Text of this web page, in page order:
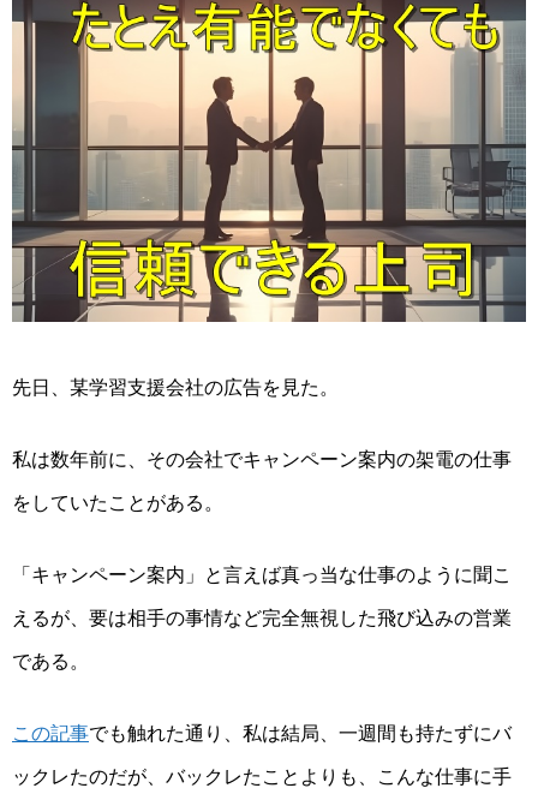
先日、某学習支援会社の広告を見た。
私は数年前に、その会社でキャンペーン案内の架電の仕事
をしていたことがある。
「キャンペーン案内」と言えば真っ当な仕事のように聞こ
えるが、要は相手の事情など完全無視した飛び込みの営業
である。
この記事でも触れた通り、私は結局、一週間も持たずにバ
ックレたのだが、バックレたことよりも、こんな仕事に手